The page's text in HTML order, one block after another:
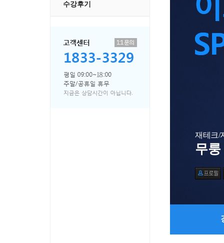
수강후기
재테크/
무